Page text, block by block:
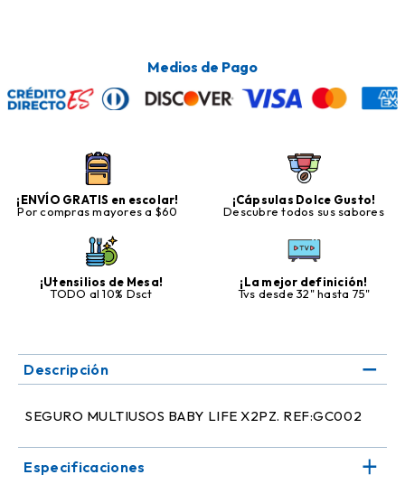
Medios de Pago
¡ENVÍO GRATIS en escolar!
Por compras mayores a $60
¡Cápsulas Dolce Gusto!
Descubre todos sus sabores
¡Utensilios de Mesa!
TODO al 10% Dsct
¡La mejor definición!
Tvs desde 32" hasta 75"
Descripción
SEGURO MULTIUSOS BABY LIFE X2PZ. REF:GC002
Especificaciones